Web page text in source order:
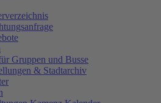
Gruppen und Busse
& Stadtarchiv